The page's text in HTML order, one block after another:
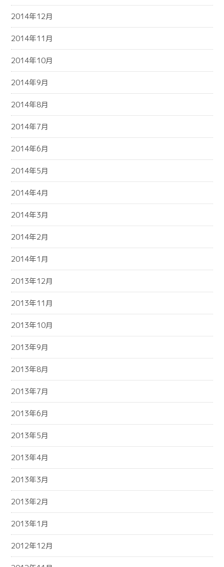
2014年12月
2014年11月
2014年10月
2014年9月
2014年8月
2014年7月
2014年6月
2014年5月
2014年4月
2014年3月
2014年2月
2014年1月
2013年12月
2013年11月
2013年10月
2013年9月
2013年8月
2013年7月
2013年6月
2013年5月
2013年4月
2013年3月
2013年2月
2013年1月
2012年12月